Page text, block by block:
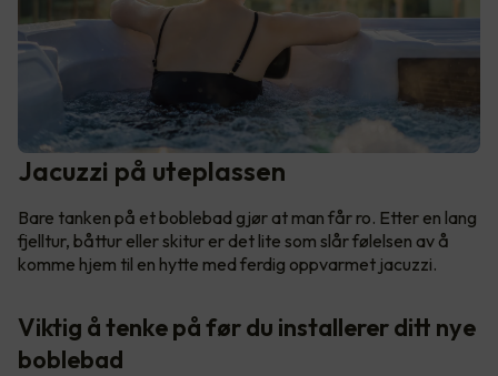
Jacuzzi på uteplassen
Bare tanken på et boblebad gjør at man får ro. Etter en lang
fjelltur, båttur eller skitur er det lite som slår følelsen av å
komme hjem til en hytte med ferdig oppvarmet jacuzzi.
Viktig å tenke på før du installerer ditt nye
boblebad